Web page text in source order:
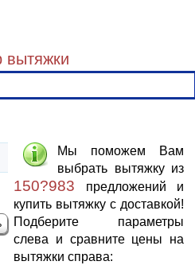
вытяжки
Мы поможем Вам
выбрать вытяжку из
150?983 предложений и
купить вытяжку с доставкой!
Подберите параметры
слева и сравните цены на
вытяжки справа: